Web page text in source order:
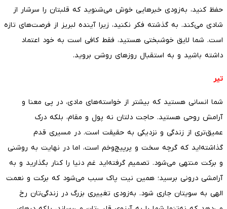
حفظ کنید، به‌زودی خبرهایی خوش می‌شنوید که قلبتان را سرشار از
شادی می‌کند. به گذشته فکر نکنید، زیرا آینده لبریز از فرصت‌های تازه
است. شما لایق خوشبختی هستید، فقط کافی است به خود اعتماد
داشته باشید و به استقبال روزهای روشن بروید.
تیر
شما انسانی هستید که بیشتر از خواسته‌های مادی، در پی معنا و
آرامش روحی هستید. حاجت دلتان نه پول و مقام، بلکه درک
عمیق‌تری از زندگی و نزدیکی به حقیقت است. در مسیری قدم
گذاشته‌اید که گرچه سخت و پرپیچ‌وخم است، اما در نهایت به روشنی
و برکت منتهی می‌شود. تصمیم گرفته‌اید غم دنیا را کنار بگذارید و به
آرامشی درونی برسید؛ همین نیت پاک سبب می‌شود که برکت و نعمت
الهی به سویتان جاری شود. به‌زودی تغییری بزرگ در زندگی‌تان رخ